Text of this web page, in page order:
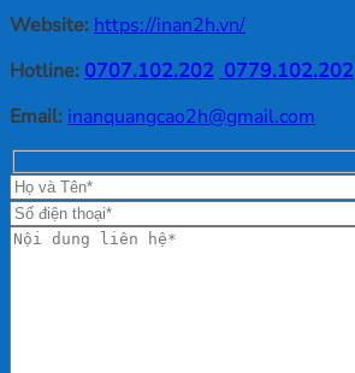
Website: https://inan2h.vn/
Hotline: 0707.102.202 0779.102.202
Email: inanquangcao2h@gmail.com